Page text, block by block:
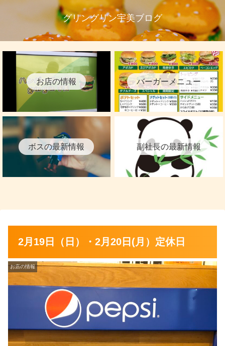
グリングリン宇美ブログ
お店の情報 バーガーメニュー
ボスの最新情報 副社長の最新情報
2月19日（日）・2月20日(月）定休日
お店の情報